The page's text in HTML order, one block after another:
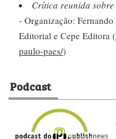
Crítica reunida
- Organização:
Editorial e Cepe Editora (
paulo-paes/)
Podcast